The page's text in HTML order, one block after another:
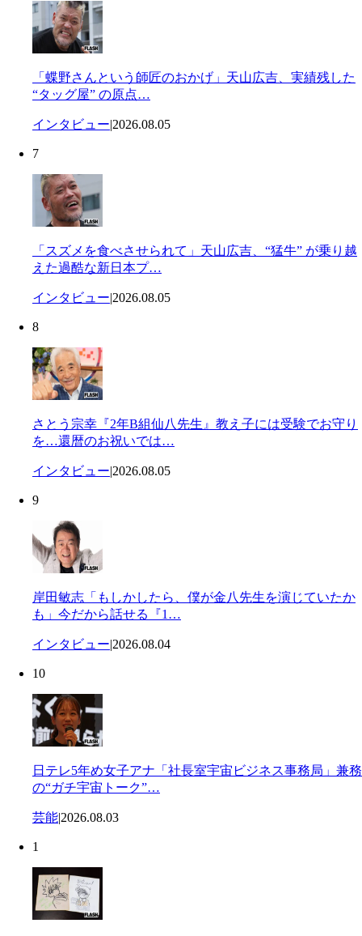
「蝶野さんという師匠のおかげ」天山広吉、実績残した
“タッグ屋” の原点…
インタビュー|2026.08.05
7
「スズメを食べさせられて」天山広吉、“猛牛” が乗り越
えた過酷な新日本プ…
インタビュー|2026.08.05
8
さとう宗幸『2年B組仙八先生』教え子には受験でお守り
を…還暦のお祝いでは…
インタビュー|2026.08.05
9
岸田敏志「もしかしたら、僕が金八先生を演じていたか
も」今だから話せる『1…
インタビュー|2026.08.04
10
日テレ5年め女子アナ「社長室宇宙ビジネス事務局」兼務
の“ガチ宇宙トーク”…
芸能|2026.08.03
1